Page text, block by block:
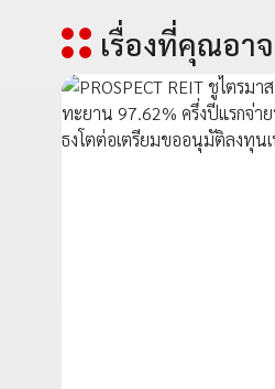
เรื่องที่คุณอา